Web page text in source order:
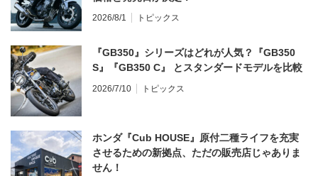
2026/8/1 トピックス
『GB350』シリーズはどれが人気？『GB350
S』『GB350 C』 とスタンダードモデルを比較
2026/7/10 トピックス
ホンダ『Cub HOUSE』原付二種ライフを充実
させるための新拠点、ただの販売店じゃありま
せん！